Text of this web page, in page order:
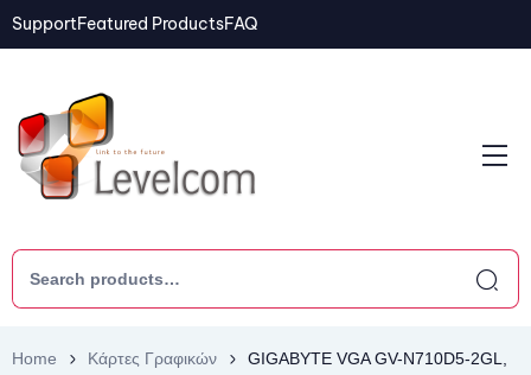
SupportFeatured ProductsFAQ
Home Κάρτες Γραφικών
GIGABYTE VGA GV-N710D5-2GL,